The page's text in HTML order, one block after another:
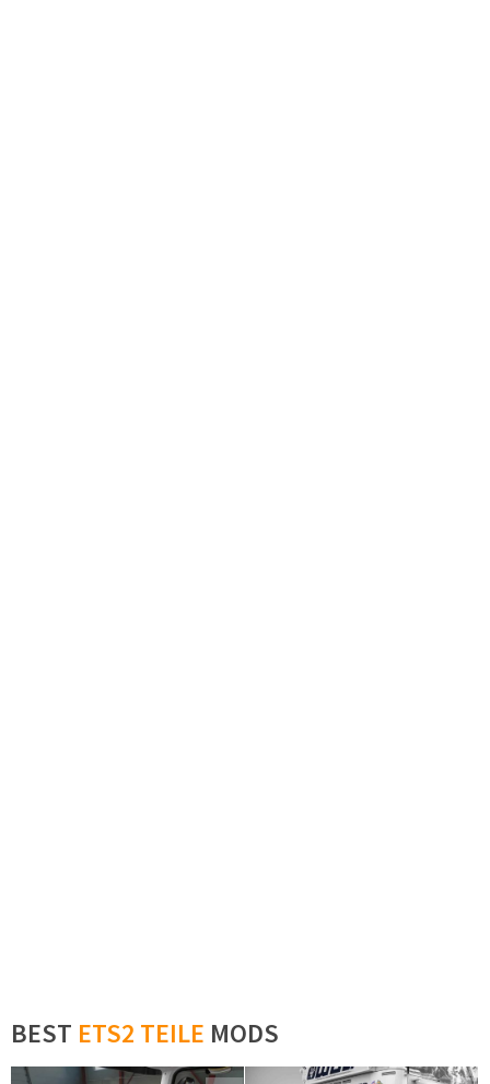
BEST ETS2 TEILE MODS